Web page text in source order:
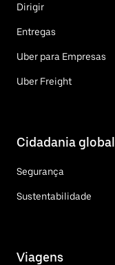
Dirigir
Entregas
Uber para Empresas
Uber Freight
Cidadania global
Segurança
Sustentabilidade
Viagens